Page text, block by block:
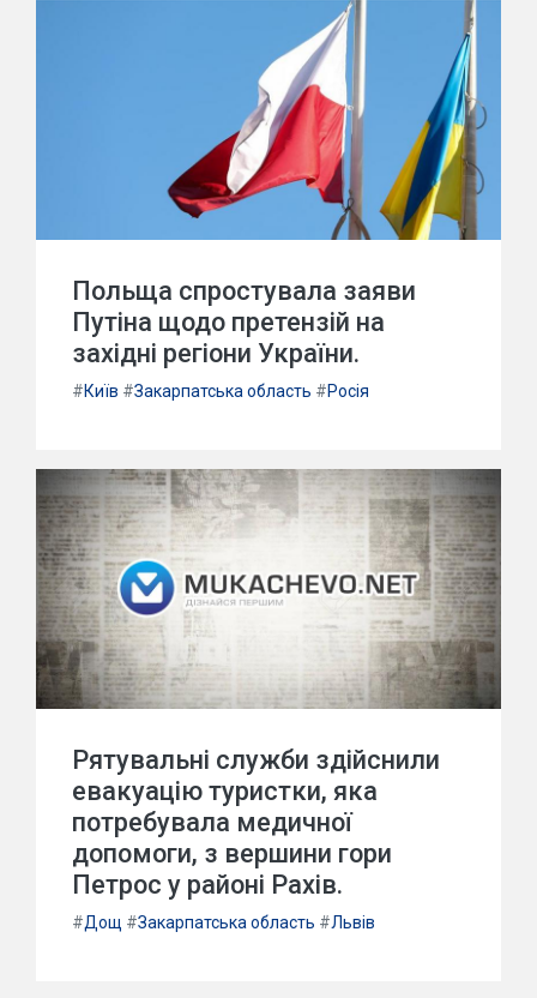
Польща спростувала заяви
Путіна щодо претензій на
західні регіони України.
#Київ #Закарпатська область #Росія
Рятувальні служби здійснили
евакуацію туристки, яка
потребувала медичної
допомоги, з вершини гори
Петрос у районі Рахів.
#Дощ #Закарпатська область #Львів